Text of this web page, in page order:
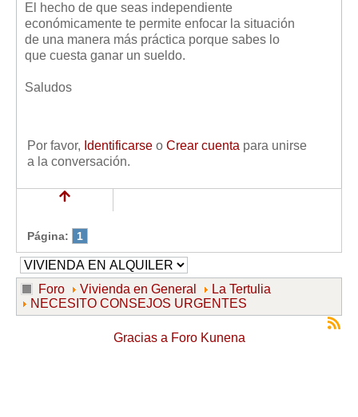
El hecho de que seas independiente
económicamente te permite enfocar la situación
de una manera más práctica porque sabes lo
que cuesta ganar un sueldo.
Saludos
Por favor, Identificarse o Crear cuenta para unirse
a la conversación.
Página: 1
Foro Vivienda en General
La Tertulia
NECESITO CONSEJOS URGENTES
Gracias a Foro Kunena